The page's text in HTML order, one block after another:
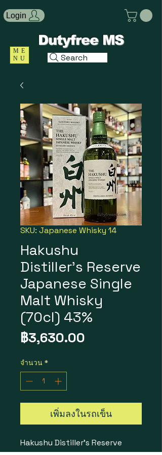
ME
NU
Search
Login
Dutyfree MS
SKU: Japanese Whisky 14
Hakushu
Distiller's Reserve
Japanese Single
Malt Whisky
(70cl) 43%
฿3,630.00
จำนวน *
เพิ่มลงในรถเข็น
Hakushu Distiller's Reserve